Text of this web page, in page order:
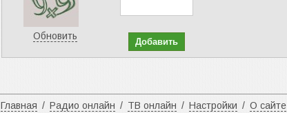
Обновить
Главная / Радио онлайн / ТВ онлайн / Настройки / О сайте